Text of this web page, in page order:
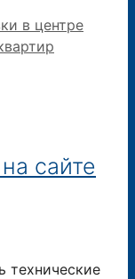
в центре
сайте
технические